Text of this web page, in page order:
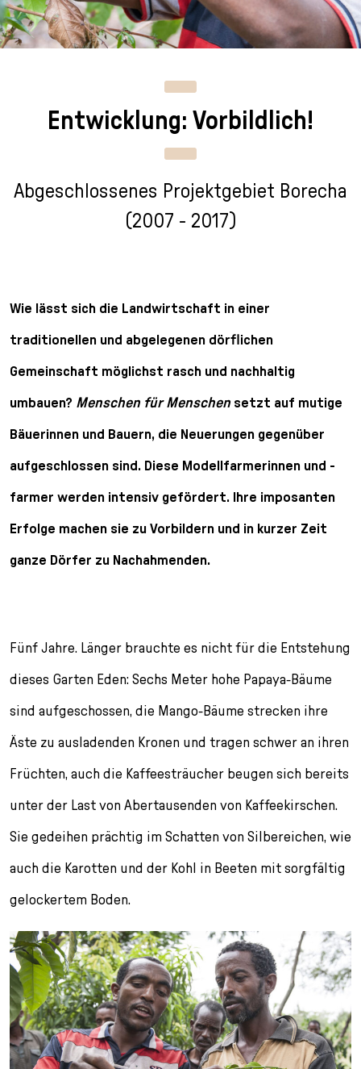
n
g
p
r
i
n
a
e
e
l
c
i
o
h
l
n
Entwicklung: Vorbildlich!
Abgeschlossenes Projektgebiet Borecha
(2007 - 2017)
Wie lässt sich die Landwirtschaft in einer
traditionellen und abgelegenen dörflichen
Gemeinschaft möglichst rasch und nachhaltig
umbauen? Menschen für Menschen setzt auf mutige
Bäuerinnen und Bauern, die Neuerungen gegenüber
aufgeschlossen sind. Diese Modellfarmerinnen und -
farmer werden intensiv gefördert. Ihre imposanten
Erfolge machen sie zu Vorbildern und in kurzer Zeit
ganze Dörfer zu Nachahmenden.
Fünf Jahre. Länger brauchte es nicht für die Entste­hung
dieses Garten Eden: Sechs Meter hohe Papaya-Bäume
sind aufgeschossen, die Mango-Bäume stre­cken ihre
Äste zu ausladenden Kronen und tragen schwer an ihren
Früchten, auch die Kaffeesträucher beugen sich bereits
unter der Last von Abertausenden von Kaffeekirschen.
Sie gedeihen prächtig im Schatten von Silbereichen, wie
auch die Karotten und der Kohl in Beeten mit sorgfältig
gelockertem Boden.